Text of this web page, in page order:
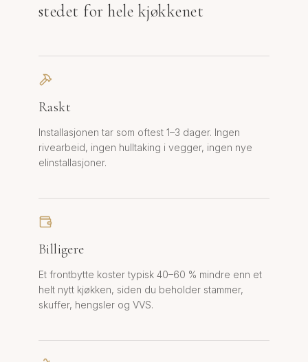
stedet for hele kjøkkenet
Raskt
Installasjonen tar som oftest 1–3 dager. Ingen
rivearbeid, ingen hulltaking i vegger, ingen nye
elinstallasjoner.
Billigere
Et frontbytte koster typisk 40–60 % mindre enn et
helt nytt kjøkken, siden du beholder stammer,
skuffer, hengsler og VVS.